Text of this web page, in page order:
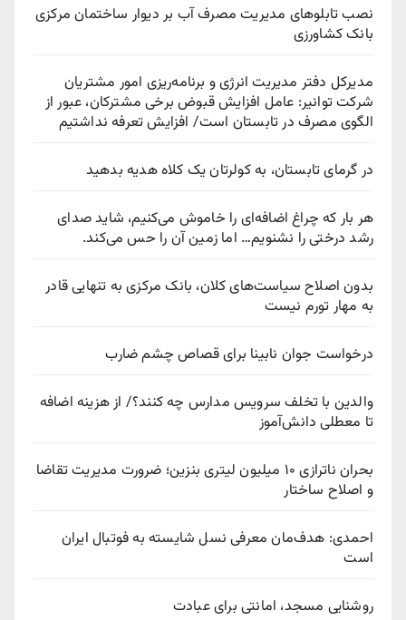
نصب تابلوهای مدیریت مصرف آب بر دیوار ساختمان مرکزی
بانک کشاورزی
مدیرکل دفتر مدیریت انرژی و برنامه‌ریزی امور مشتریان
شرکت توانیر: عامل افزایش قبوض برخی مشترکان، عبور از
الگوی مصرف در تابستان است/ افزایش تعرفه نداشتیم
در گرمای تابستان، به کولرتان یک کلاه هدیه بدهید
هر بار که چراغ اضافه‌ای را خاموش می‌کنیم، شاید صدای
رشد درختی را نشنویم… اما زمین آن را حس می‌کند.
بدون اصلاح سیاست‌های کلان، بانک مرکزی به تنهایی قادر
به مهار تورم نیست
درخواست جوان نابینا برای قصاص چشم ضارب
والدین با تخلف سرویس مدارس چه کنند؟/ از هزینه اضافه
تا معطلی دانش‌آموز
بحران ناترازی ۱۰ میلیون لیتری بنزین؛ ضرورت مدیریت تقاضا
و اصلاح ساختار
احمدی: هدف‌مان معرفی نسل شایسته به فوتبال ایران
است
روشنایی مسجد، امانتی برای عبادت